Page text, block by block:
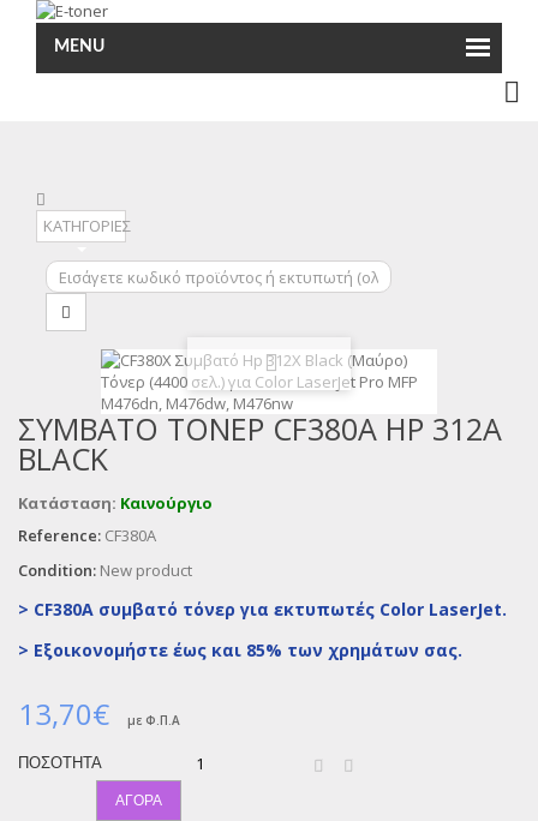
MENU
ΚΑΤΗΓΟΡΙΕΣ
ΣΥΜΒΑΤΌ ΤΌΝΕΡ CF380A HP 312A
BLACK
Κατάσταση: Καινούργιο
Reference: CF380A
Condition: New product
> CF380A συμβατό τόνερ για εκτυπωτές Color LaserJet.
> Εξοικονομήστε έως και 85% των χρημάτων σας.
13,70€ με Φ.Π.Α
ΠΟΣΌΤΗΤΑ
ΑΓΟΡΆ